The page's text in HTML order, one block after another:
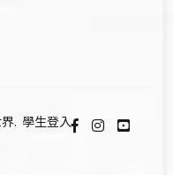
. 學生登入